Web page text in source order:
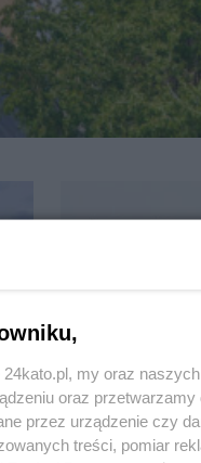
24kato.pl, my oraz
oraz
przez urządzenie czy
treści, pomiar